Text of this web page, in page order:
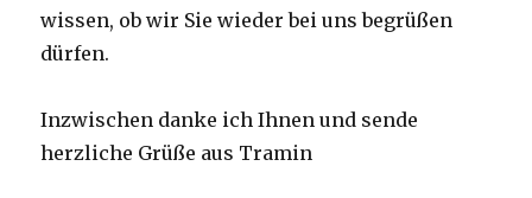
wissen, ob wir Sie wieder bei uns begrüßen
dürfen.
Inzwischen danke ich Ihnen und sende
herzliche Grüße aus Tramin